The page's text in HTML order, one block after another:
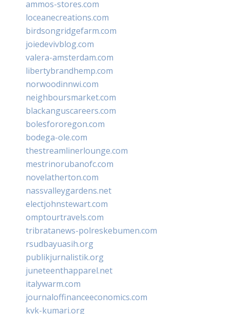
ammos-stores.com
loceanecreations.com
birdsongridgefarm.com
joiedevivblog.com
valera-amsterdam.com
libertybrandhemp.com
norwoodinnwi.com
neighboursmarket.com
blackanguscareers.com
bolesfororegon.com
bodega-ole.com
thestreamlinerlounge.com
mestrinorubanofc.com
novelatherton.com
nassvalleygardens.net
electjohnstewart.com
omptourtravels.com
tribratanews-polreskebumen.com
rsudbayuasih.org
publikjurnalistik.org
juneteenthapparel.net
italywarm.com
journaloffinanceeconomics.com
kvk-kumari.org